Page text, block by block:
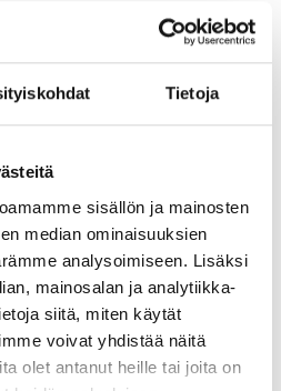
Tietoja
sisällön ja mainosten
median ominaisuuksien
analysoimiseen. Lisäksi
mainosalan ja analytiikka-
siitä, miten käytät
voivat yhdistää näitä
olet antanut heille tai joita on
lattarit, lavatanssilajeja).
menevän musiikin rytmissä
ilosta sekä nostamaan
22.2., 15.3., 29.3. ja
klo 14–15Kirkkomännikön
3).HUOM! Kulku saliin